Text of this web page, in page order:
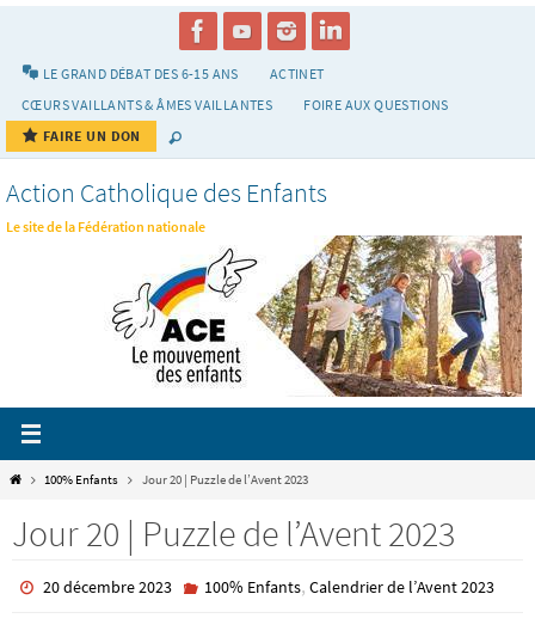
LE GRAND DÉBAT DES 6-15 ANS
ACTINET
CŒURS VAILLANTS & ÂMES VAILLANTES
FOIRE AUX QUESTIONS
FAIRE UN DON
Action Catholique des Enfants
Le site de la Fédération nationale
Home100% Enfants Jour 20 | Puzzle de l’Avent 2023
Jour 20 | Puzzle de l’Avent 2023
20 décembre 2023 100% Enfants, Calendrier de l’Avent 2023